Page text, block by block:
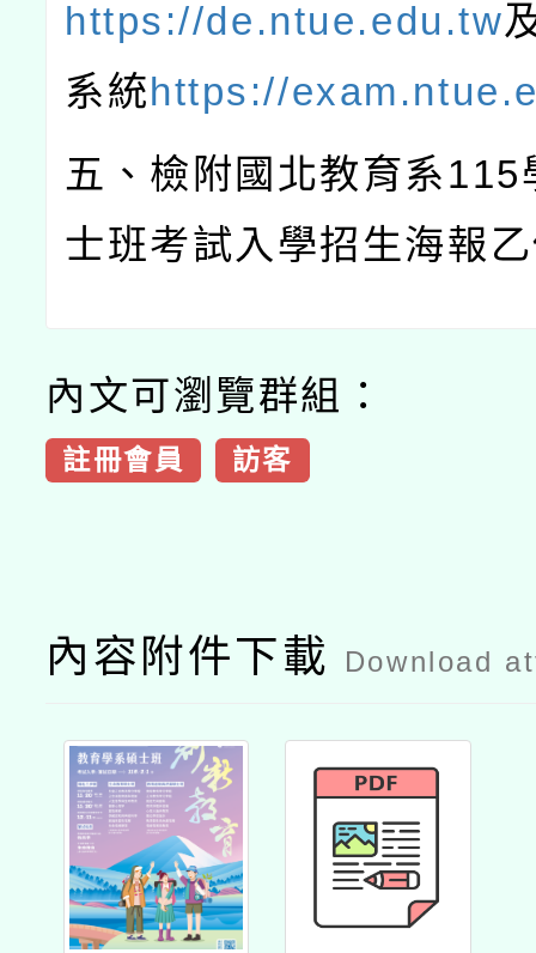
https://de.ntue.edu.tw
系統https://
五、檢附國北教育系115
士班考試入學招生海報
內文可瀏覽群組：
註冊會員 訪客
內容附件下載 Download